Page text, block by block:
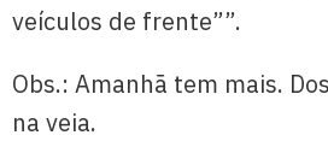
veículos de frente””.
Obs.: Amanhã tem mais.
na veia.